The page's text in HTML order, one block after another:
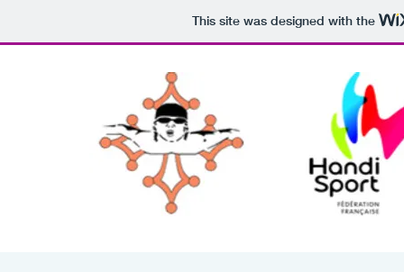
This site was designed with the